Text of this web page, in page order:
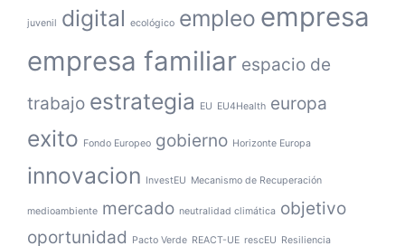
juvenil digital ecológico empleo empresa
empresa familiar espacio de
trabajo estrategia EU EU4Health europa
exito Fondo Europeo gobierno Horizonte Europa
innovacion InvestEU Mecanismo de Recuperación
medioambiente mercado neutralidad climática objetivo
oportunidad
Pacto Verde REACT-UE rescEU Resiliencia